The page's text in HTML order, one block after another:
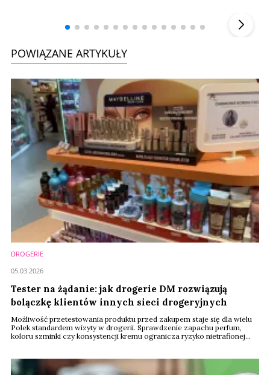
POWIĄZANE ARTYKUŁY
DROGERIE
Tester na żądanie: jak drogerie DM rozwiązują
bolączkę klientów innych sieci drogeryjnych
Możliwość przetestowania produktu przed zakupem staje się dla wielu
Polek standardem wizyty w drogerii. Sprawdzenie zapachu perfum,
koloru szminki czy konsystencji kremu ogranicza ryzyko nietrafionej
wyróżniają się drogerie DM Drogerie Markt, które prowadzą w Polsce
około 75 sklepów i deklarują, ...
05.03.2026